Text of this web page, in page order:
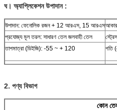
ঘ। অ্যাপ্লিকেশনউপাদান :
উপাদান: ফেনোলিক রজন + 12 আরএস, 15 আরএস
প্রযোজ্য মূল তরল: সাধারণ তেল জলবাহী তেল
তাপমাত্রা (ডিইজি): -55 ~ + 120
গতি
ট্রিপ (মিমি): 2000 এর চেয়ে কম
2. পণ্য বিভাগ
কোন